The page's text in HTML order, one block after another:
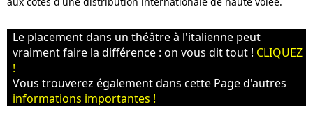
Le placement dans un théâtre à l'italienne peut
vraiment faire la différence : on vous dit tout ! CLIQUEZ
!
Vous trouverez également dans cette Page d'autres
informations importantes !